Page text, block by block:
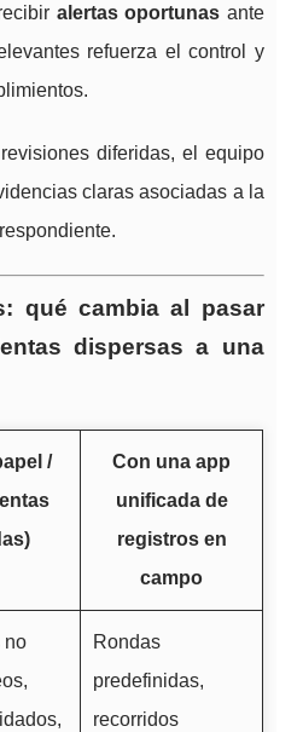
alertas oportunas ante
refuerza el control y
diferidas, el equipo
claras asociadas a la
qué cambia al pasar
dispersas a una
/
Con una app
unificada de
registros en
campo
no
Rondas
predefinidas,
recorridos